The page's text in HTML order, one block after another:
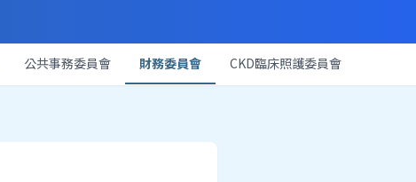
公共事務委員會 財務委員會 CKD臨床照護委員會